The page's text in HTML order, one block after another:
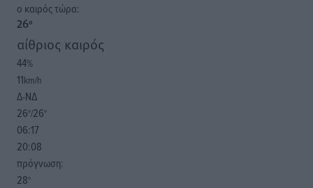
o καιρός τώρα:
26°
αίθριος καιρός
44%
11km/h
Δ-ΝΔ
26°/26°
06:17
20:08
πρόγνωση:
28°